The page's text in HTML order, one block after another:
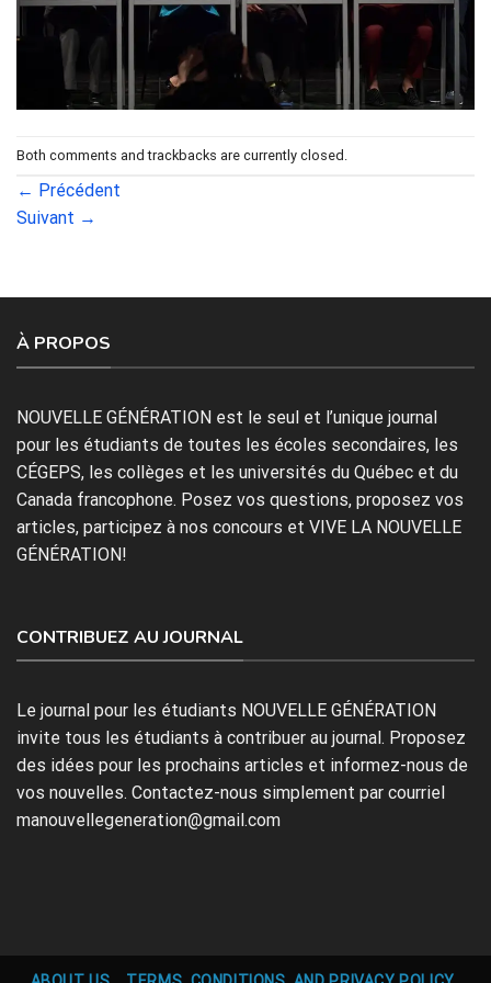
Both comments and trackbacks are currently closed.
← Précédent
Suivant →
À PROPOS
NOUVELLE GÉNÉRATION est le seul et l’unique journal
pour les étudiants de toutes les écoles secondaires, les
CÉGEPS, les collèges et les universités du Québec et du
Canada francophone. Posez vos questions, proposez vos
articles, participez à nos concours et VIVE LA NOUVELLE
GÉNÉRATION!
CONTRIBUEZ AU JOURNAL
Le journal pour les étudiants NOUVELLE GÉNÉRATION
invite tous les étudiants à contribuer au journal. Proposez
des idées pour les prochains articles et informez-nous de
vos nouvelles. Contactez-nous simplement par courriel
manouvellegeneration@gmail.com